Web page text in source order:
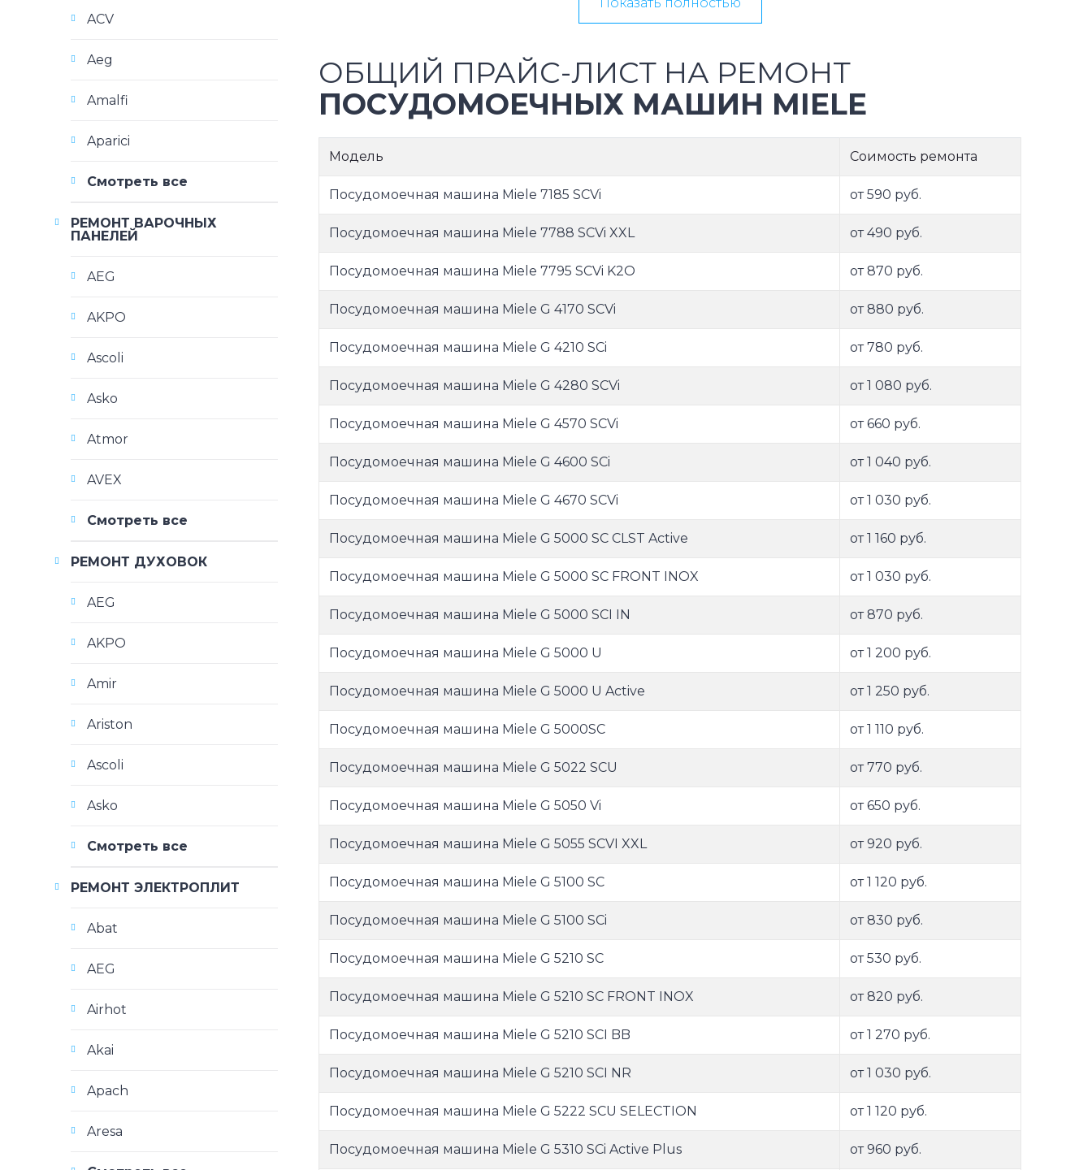
ОБЩИЙ ПРАЙС-ЛИСТ НА РЕМОНТ
ПОСУДОМОЕЧНЫХ МАШИН MIELE
Модель Соимость ремонта
Посудомоечная машина Miele 7185 SCVi от 590 руб.
Посудомоечная машина Miele 7788 SCVi XXL от 490 руб.
Посудомоечная машина Miele 7795 SCVi K2O от 870 руб.
Посудомоечная машина Miele G 4170 SCVi от 880 руб.
Посудомоечная машина Miele G 4210 SCi от 780 руб.
Посудомоечная машина Miele G 4280 SCVi от 1 080 руб.
Посудомоечная машина Miele G 4570 SCVi от 660 руб.
Посудомоечная машина Miele G 4600 SCi от 1 040 руб.
Посудомоечная машина Miele G 4670 SCVi от 1 030 руб.
Посудомоечная машина Miele G 5000 SC CLST Active от 1 160 руб.
Посудомоечная машина Miele G 5000 SC FRONT INOX от 1 030 руб.
Посудомоечная машина Miele G 5000 SCI IN от 870 руб.
Посудомоечная машина Miele G 5000 U от 1 200 руб.
Посудомоечная машина Miele G 5000 U Active от 1 250 руб.
Посудомоечная машина Miele G 5000SC от 1 110 руб.
Посудомоечная машина Miele G 5022 SCU от 770 руб.
Посудомоечная машина Miele G 5050 Vi от 650 руб.
Посудомоечная машина Miele G 5055 SCVI XXL от 920 руб.
Посудомоечная машина Miele G 5100 SC от 1 120 руб.
Посудомоечная машина Miele G 5100 SCi от 830 руб.
Посудомоечная машина Miele G 5210 SC от 530 руб.
Посудомоечная машина Miele G 5210 SC FRONT INOX от 820 руб.
Посудомоечная машина Miele G 5210 SCI BB от 1 270 руб.
Посудомоечная машина Miele G 5210 SCI NR от 1 030 руб.
Посудомоечная машина Miele G 5222 SCU SELECTION от 1 120 руб.
Посудомоечная машина Miele G 5310 SCi Active Plus от 960 руб.
ACV
Aeg
Amalfi
Aparici
Смотреть все
РЕМОНТ ВАРОЧНЫХ
ПАНЕЛЕЙ
AEG
AKPO
Ascoli
Asko
Atmor
AVEX
Смотреть все
РЕМОНТ ДУХОВОК
AEG
AKPO
Amir
Ariston
Ascoli
Asko
Смотреть все
РЕМОНТ ЭЛЕКТРОПЛИТ
Abat
AEG
Airhot
Akai
Apach
Aresa